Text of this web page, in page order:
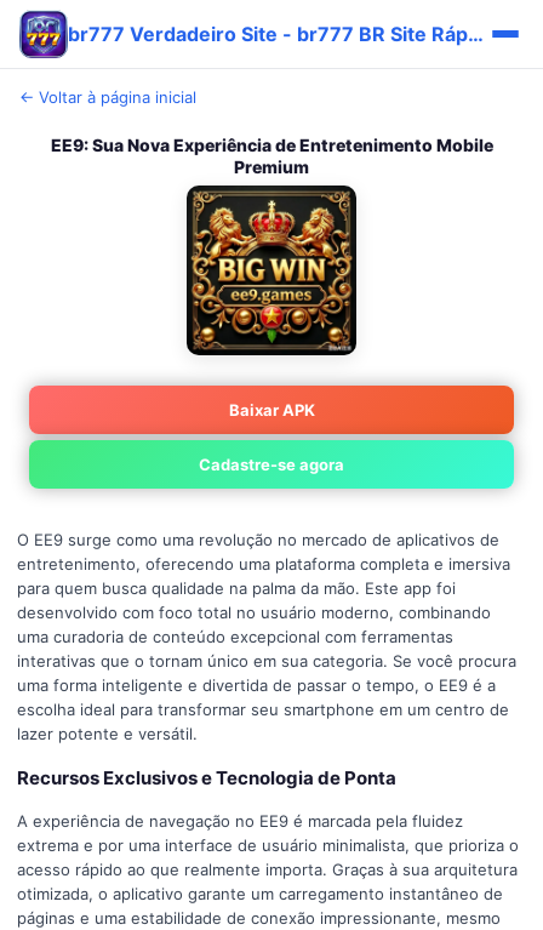
br777 Verdadeiro Site - br777 BR Site Rápido 🎯
← Voltar à página inicial
EE9: Sua Nova Experiência de Entretenimento Mobile
Premium
Baixar APK
Cadastre-se agora
O EE9 surge como uma revolução no mercado de aplicativos de
entretenimento, oferecendo uma plataforma completa e imersiva
para quem busca qualidade na palma da mão. Este app foi
desenvolvido com foco total no usuário moderno, combinando
uma curadoria de conteúdo excepcional com ferramentas
interativas que o tornam único em sua categoria. Se você procura
uma forma inteligente e divertida de passar o tempo, o EE9 é a
escolha ideal para transformar seu smartphone em um centro de
lazer potente e versátil.
Recursos Exclusivos e Tecnologia de Ponta
A experiência de navegação no EE9 é marcada pela fluidez
extrema e por uma interface de usuário minimalista, que prioriza o
acesso rápido ao que realmente importa. Graças à sua arquitetura
otimizada, o aplicativo garante um carregamento instantâneo de
páginas e uma estabilidade de conexão impressionante, mesmo